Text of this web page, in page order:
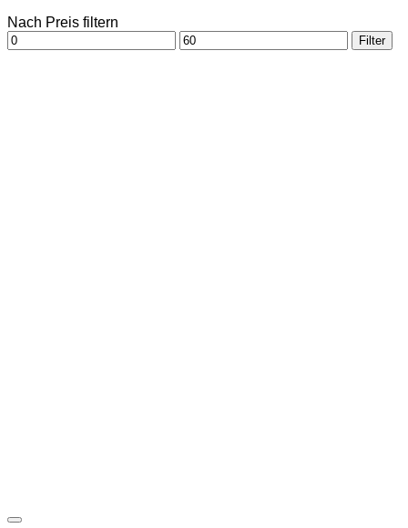
Nach Preis filtern
Min.
Preis
Max.
Preis
Filter